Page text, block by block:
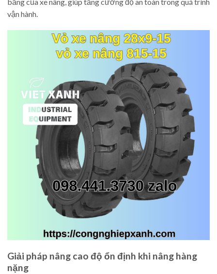
vận hành.
Giải pháp nâng cao độ ổn định khi nâng hàng
nặng